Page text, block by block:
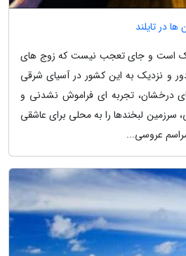
است و جای تعجب نیست که زوج های
و نزدیک به این کشور در آسیای شرقی
درخشان، تجربه ای فراموش نشدنی و
سرزمین لبخندها را به محلی برای عاشقی
عروسی...